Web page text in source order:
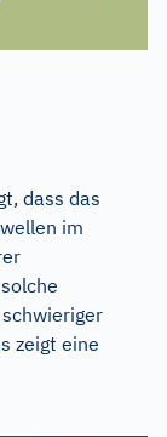
dass das
im
zeigt eine